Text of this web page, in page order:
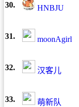
30. HNBJU
31. moonAgirl
32. 汉客儿
33. 萌新队